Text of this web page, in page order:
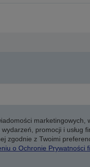
marketingowych,
promocji i usług
zgodnie z Twoimi
o Ochronie Prywatności